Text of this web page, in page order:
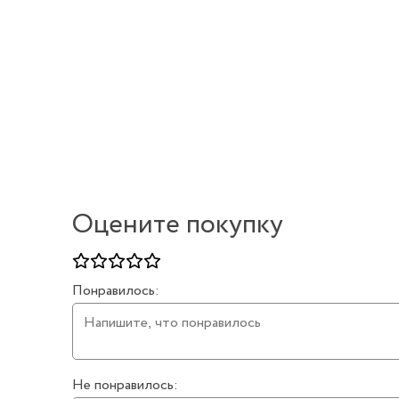
Оцените покупку
Понравилось:
Не понравилось: